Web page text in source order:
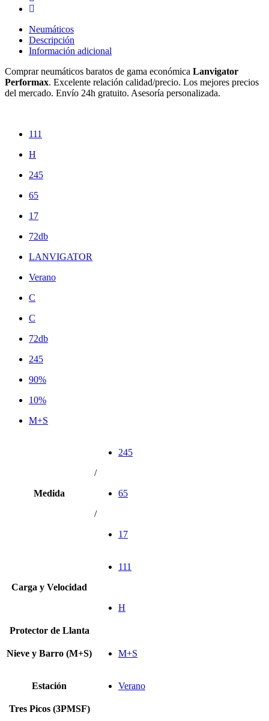
Neumáticos
Descripción
Información adicional
Comprar neumáticos baratos de gama económica Lanvigator
Performax. Excelente relación calidad/precio. Los mejores precios
del mercado. Envío 24h gratuito. Asesoría personalizada.
111
H
245
65
17
72db
LANVIGATOR
Verano
C
C
72db
245
90%
10%
M+S
Medida
245
/
65
/
17
Carga y Velocidad
111
H
Protector de Llanta
Nieve y Barro (M+S) M+S
Estación Verano
Tres Picos (3PMSF)